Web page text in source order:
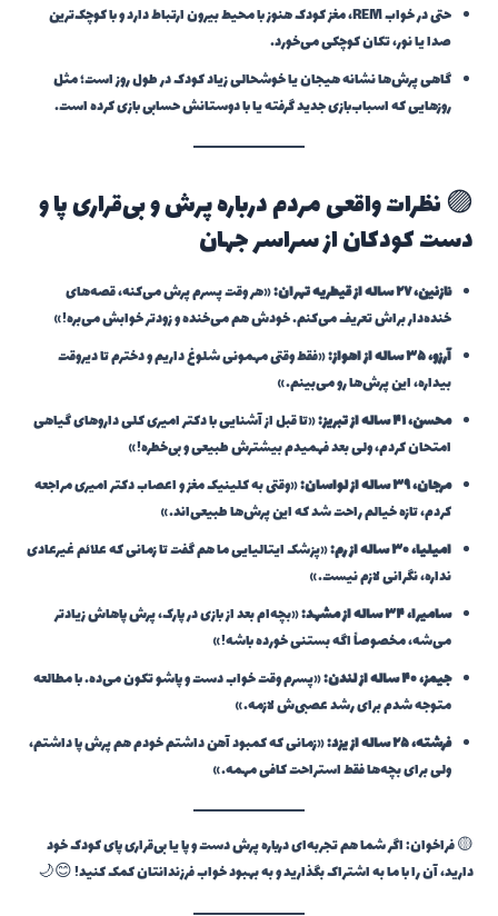
حتی در خواب REM، مغز کودک هنوز با محیط بیرون ارتباط دارد و با کوچک‌ترین
صدا یا نور، تکان کوچکی می‌خورد.
گاهی پرش‌ها نشانه هیجان یا خوشحالی زیاد کودک در طول روز است؛ مثل
روزهایی که اسباب‌بازی جدید گرفته یا با دوستانش حسابی بازی کرده است.
🟣 نظرات واقعی مردم درباره پرش و بی‌قراری پا و
دست کودکان از سراسر جهان
نازنین، ۲۷ ساله از قیطریه تهران:
«هر وقت پسرم پرش می‌کنه، قصه‌های
خنده‌دار براش تعریف می‌کنم. خودش هم می‌خنده و زودتر خوابش می‌بره!»
آرزو، ۳۵ ساله از اهواز:
«فقط وقتی مهمونی شلوغ داریم و دخترم تا دیروقت
بیداره، این پرش‌ها رو می‌بینم.»
محسن، ۴۱ ساله از تبریز:
«تا قبل از آشنایی با دکتر امیری کلی داروهای گیاهی
امتحان کردم، ولی بعد فهمیدم بیشترش طبیعی و بی‌خطره!»
مرجان، ۳۹ ساله از لواسان:
«وقتی به کلینیک مغز و اعصاب دکتر امیری مراجعه
کردم، تازه خیالم راحت شد که این پرش‌ها طبیعی‌اند.»
امیلیا، ۳۰ ساله از رم:
«پزشک ایتالیایی ما هم گفت تا زمانی که علائم غیرعادی
نداره، نگرانی لازم نیست.»
سامیرا، ۳۴ ساله از مشهد:
«بچه‌ام بعد از بازی در پارک، پرش پاهاش زیادتر
می‌شه، مخصوصاً اگه بستنی خورده باشه!»
جیمز، ۴۰ ساله از لندن:
«پسرم وقت خواب دست و پاشو تکون می‌ده. با مطالعه
متوجه شدم برای رشد عصبی‌ش لازمه.»
فرشته، ۲۵ ساله از یزد:
«زمانی که کمبود آهن داشتم خودم هم پرش پا داشتم،
ولی برای بچه‌ها فقط استراحت کافی مهمه.»
🟡 فراخوان: اگر شما هم تجربه‌ای درباره پرش دست و پا یا بی‌قراری پای کودک خود
دارید، آن را با ما به اشتراک بگذارید و به بهبود خواب فرزندانتان کمک کنید! 😊🌙